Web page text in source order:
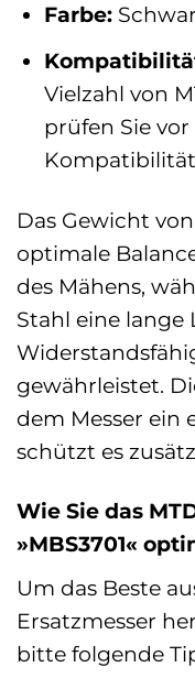
Farbe:
Vielzahl von
prüfen Sie
Das Gewicht
optimale
des Mähens,
Stahl eine lange
gewährleistet.
dem Messer ein
schützt es
Wie Sie das
»MBS3701«
Um das Beste
Ersatzmesser
bitte folgende